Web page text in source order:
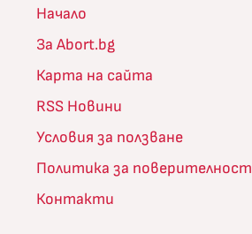
Начало
За Abort.bg
Карта на сайта
RSS Новини
Условия за ползване
Политика за поверителност
Контакти